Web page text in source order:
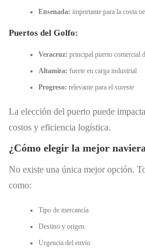
Ensenada: importante para la costa
Puertos del Golfo:
Veracruz: principal puerto comercial
Altamira: fuerte en carga industrial
Progreso: relevante para el sureste
La elección del puerto puede
costos y eficiencia logística.
¿Cómo elegir la mejor
No existe una única mejor opción.
como:
Tipo de mercancía
Destino y origen
Urgencia del envío